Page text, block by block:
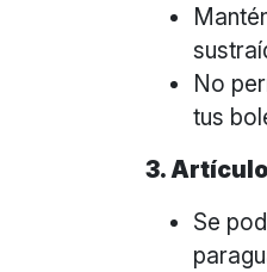
No
tus
3.
Se